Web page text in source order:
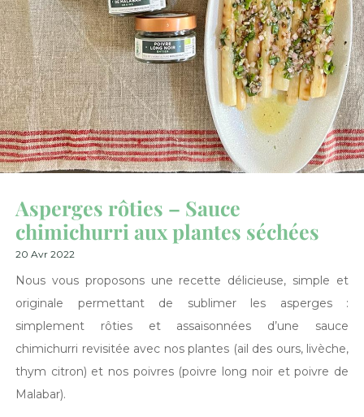
Asperges rôties – Sauce
chimichurri aux plantes séchées
20 Avr 2022
Nous vous proposons une recette délicieuse, simple et
originale permettant de sublimer les asperges :
simplement rôties et assaisonnées d’une sauce
chimichurri revisitée avec nos plantes (ail des ours, livèche,
thym citron) et nos poivres (poivre long noir et poivre de
Malabar).